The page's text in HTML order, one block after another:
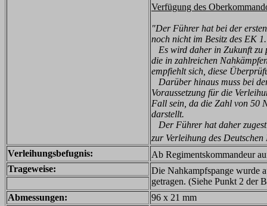
Verfügung des
"Der Führer hat bei der
noch nicht im Besitz des EK
Es wird daher in Zukunft zu
die in zahlreichen
empfiehlt sich, diese
Darüber hinaus muss bei
Voraussetzung für die
Fall sein, da die Zahl von 50
darstellt.
Der Führer hat daher
zur Verleihung des
Verleihungsbefugnis:
Ab Regimentskommandeur
Trageweise:
Die Nahkampfspange wurde
getragen. (Siehe Punkt 2 der
Abmessungen:
96 x 21 mm